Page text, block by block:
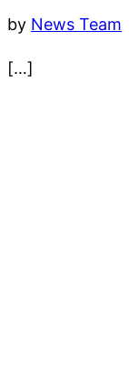
by News Team
[…]